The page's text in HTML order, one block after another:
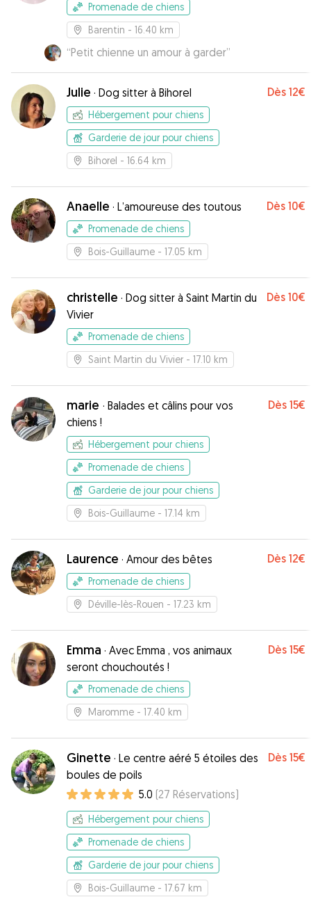
Promenade de chiens
Barentin - 16.40 km
“ Petit chienne un amour à garder”
Julie · Dog sitter à Bihorel Dès 12€
Hébergement pour chiens
Garderie de jour pour chiens
Bihorel - 16.64 km
Anaelle · L’amoureuse des toutous Dès 10€
Promenade de chiens
Bois-Guillaume - 17.05 km
christelle · Dog sitter à Saint Martin du
Vivier
Dès 10€
Promenade de chiens
Saint Martin du Vivier - 17.10 km
marie · Balades et câlins pour vos
chiens !
Dès 15€
Hébergement pour chiens
Promenade de chiens
Garderie de jour pour chiens
Bois-Guillaume - 17.14 km
Laurence · Amour des bêtes Dès 12€
Promenade de chiens
Déville-lès-Rouen - 17.23 km
Emma · Avec Emma , vos animaux
seront chouchoutés !
Dès 15€
Promenade de chiens
Maromme - 17.40 km
Ginette · Le centre aéré 5 étoiles des
boules de poils
Dès 15€
5.0 (27 Réservations)
Hébergement pour chiens
Promenade de chiens
Garderie de jour pour chiens
Bois-Guillaume - 17.67 km